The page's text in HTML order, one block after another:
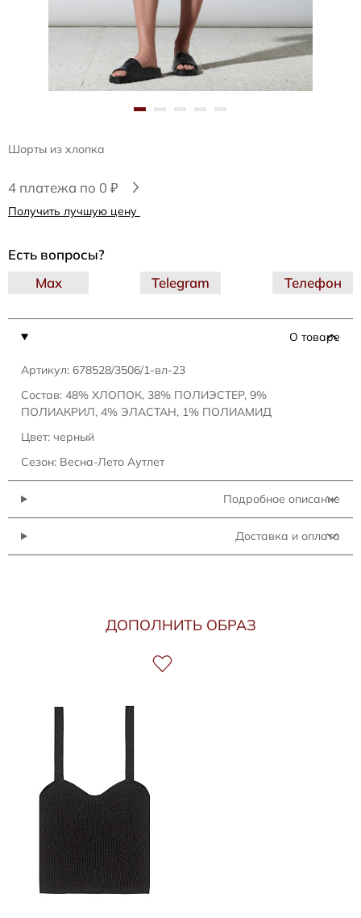
Шорты из хлопка
4 платежа по 0 ₽
Получить лучшую цену
О товаре
Артикул: 678528/3506/1-вл-23
Состав: 48% ХЛОПОК, 38% ПОЛИЭСТЕР, 9%
ПОЛИАКРИЛ, 4% ЭЛАСТАН, 1% ПОЛИАМИД
Цвет: черный
Сезон: Весна-Лето Аутлет
Подробное описание
Доставка и оплата
Есть вопросы?
Telegram
Max Телефон
ДОПОЛНИТЬ ОБРАЗ